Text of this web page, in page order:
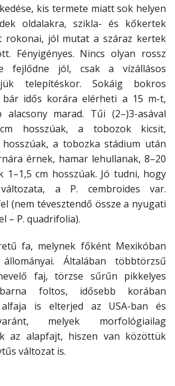
kis termete miatt sok helyen
oldalakra, szikla- és kőkertek
rokonai, jól mutat a száraz kertek
Fényigényes. Nincs olyan rossz
fejlődne jól, csak a vízállásos
telepítéskor. Sokáig bokros
idős korára elérheti a 15 m-t,
alacsony marad. Tűi (2–)3-asával
hosszúak, a tobozok kicsit,
a tobozka stádium után
érnek, hamar lehullanak, 8–20
1–1,5 cm hosszúak. Jó tudni, hogy
a P. cembroides var.
(nem tévesztendő össze a nyugati
– P. quadrifolia).
fa, melynek főként Mexikóban
Általában többtörzsű
faj, törzse sűrűn pikkelyes
barna foltos, idősebb korában
is elterjed az USA-ban és
melyek morfológiailag
az alapfajt, hiszen van közöttük
változat is.